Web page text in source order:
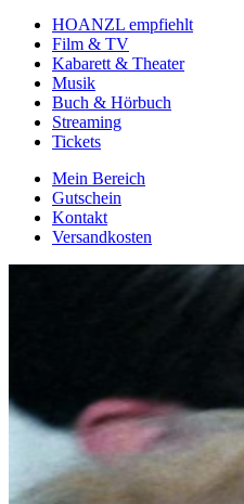
HOANZL empfiehlt
Film & TV
Kabarett & Theater
Musik
Buch & Hörbuch
Streaming
Tickets
Mein Bereich
Gutschein
Kontakt
Versandkosten